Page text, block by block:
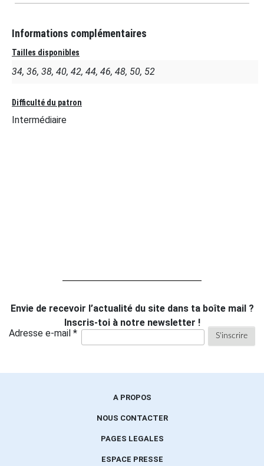
Informations complémentaires
Tailles disponibles
34, 36, 38, 40, 42, 44, 46, 48, 50, 52
Difficulté du patron
Intermédiaire
Envie de recevoir l’actualité du site dans ta boîte mail ?
Inscris-toi à notre newsletter !
Adresse e-mail *
A PROPOS
NOUS CONTACTER
PAGES LEGALES
ESPACE PRESSE